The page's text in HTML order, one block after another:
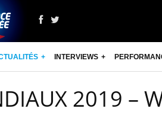
INTERVIEWS
2019 –